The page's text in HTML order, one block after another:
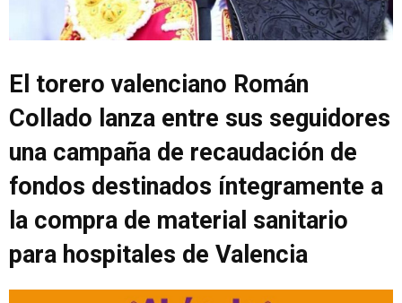
El torero valenciano Román
Collado lanza entre sus seguidores
una campaña de recaudación de
fondos destinados íntegramente a
la compra de material sanitario
para hospitales de Valencia